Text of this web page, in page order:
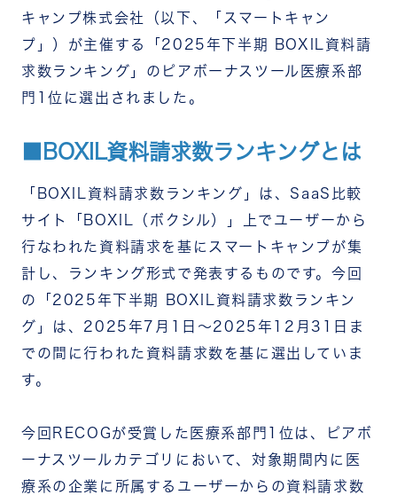
キャンプ株式会社（以下、「スマートキャン
プ」）が主催する「2025年下半期 BOXIL資料請
求数ランキング」のピアボーナスツール医療系部
門1位に選出されました。
■BOXIL資料請求数ランキングとは
「BOXIL資料請求数ランキング」は、SaaS比較
サイト「BOXIL（ボクシル）」上でユーザーから
行なわれた資料請求を基にスマートキャンプが集
計し、ランキング形式で発表するものです。今回
の「2025年下半期 BOXIL資料請求数ランキン
グ」は、2025年7月1日〜2025年12月31日ま
での間に行われた資料請求数を基に選出していま
す。
今回RECOGが受賞した医療系部門1位は、ピアボ
ーナスツールカテゴリにおいて、対象期間内に医
療系の企業に所属するユーザーからの資料請求数